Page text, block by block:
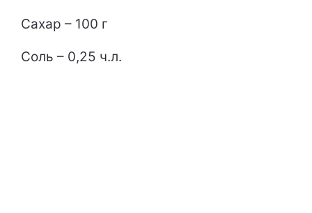
Сахар – 100 г
Соль – 0,25 ч.л.